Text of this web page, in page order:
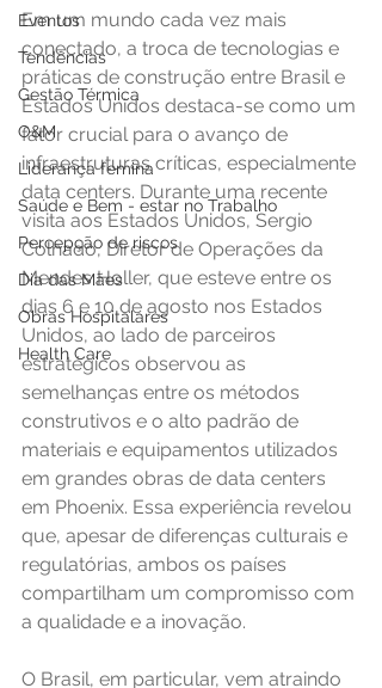
Eventos
Tendências
Gestão Térmica
O&M
Liderança femina
Saúde e Bem - estar no Trabalho
Percepção de riscos
Dia das Mães
Obras Hospitalares
Health Care
Em um mundo cada vez mais
conectado, a troca de tecnologias e
práticas de construção entre Brasil e
Estados Unidos destaca-se como um
fator crucial para o avanço de
infraestruturas críticas, especialmente
data centers. Durante uma recente
visita aos Estados Unidos, Sergio
Colhado, Diretor de Operações da
Mendes Holler, que esteve entre os
dias 6 e 10 de agosto nos Estados
Unidos, ao lado de parceiros
estratégicos observou as
semelhanças entre os métodos
construtivos e o alto padrão de
materiais e equipamentos utilizados
em grandes obras de data centers
em Phoenix. Essa experiência revelou
que, apesar de diferenças culturais e
regulatórias, ambos os países
compartilham um compromisso com
a qualidade e a inovação.
O Brasil, em particular, vem atraindo